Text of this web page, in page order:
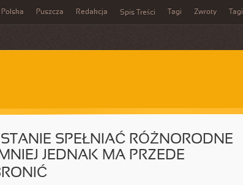
Polska Puszcza Redakcja Spis Treści Tagi Zwroty Tagi
SPEŁNIAĆ RÓŻNORODNE
JEDNAK MA PRZEDE